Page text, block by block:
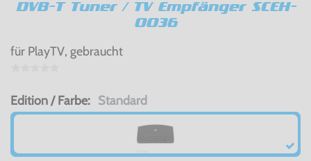
DVB-T Tuner / TV Empfänger SCEH-
0036
für PlayTV, gebraucht
Edition / Farbe: Standard